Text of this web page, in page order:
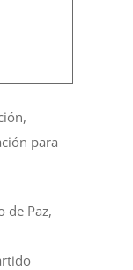
para
de Paz,